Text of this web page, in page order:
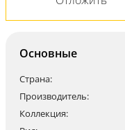
Основные
Страна:
Производитель:
Коллекция: